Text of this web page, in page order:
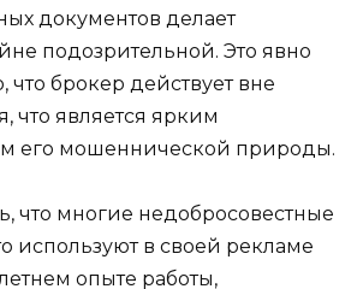
документов делает
подозрительной. Это явно
что брокер действует вне
что является ярким
его мошеннической природы.
что многие недобросовестные
используют в своей рекламе
опыте работы,